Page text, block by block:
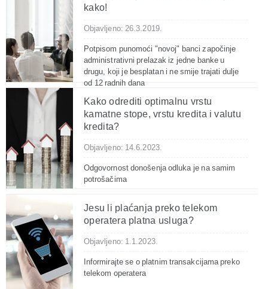
kako!
Objavljeno: 26.3.2019.
Potpisom punomoći "novoj" banci započinje
administrativni prelazak iz jedne banke u
drugu, koji je besplatan i ne smije trajati dulje
od 12 radnih dana
Kako odrediti optimalnu vrstu
kamatne stope, vrstu kredita i valutu
kredita?
Objavljeno: 14.6.2023.
Odgovornost donošenja odluka je na samim
potrošačima
Jesu li plaćanja preko telekom
operatera platna usluga?
Objavljeno: 1.1.2023.
Informirajte se o platnim transakcijama preko
telekom operatera